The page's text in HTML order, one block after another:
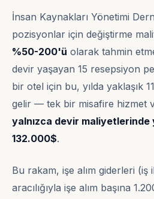
İnsan Kaynakları Yönetimi
pozisyonlar için değiştirme
%50-200'ü olarak tahmin
devir yaşayan 15 resepsiyon
bir otel için bu, yılda yaklaşık
gelir — tek bir misafire hizmet
yalnızca devir maliyetlerinde
132.000$.
Bu rakam, işe alım giderleri (iş
aracılığıyla işe alım başına